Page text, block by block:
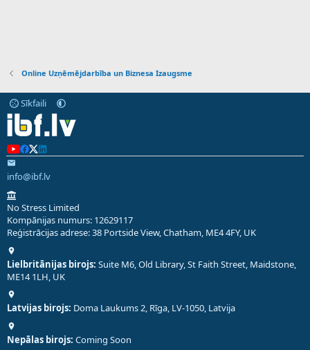
Online Uzņēmējdarbība un Biznesa Izaugsme
Sīkfaili
info@ibf.lv
No Stress Limited
Kompānijas numurs: 12629117
Reģistrācijas adrese: 38 Portside View, Chatham, ME4 4FY, UK
Lielbritānijas birojs: Suite M6, Old Library, St Faith Street, Maidstone,
ME14 1LH, UK
Latvijas birojs: Doma Laukums 2, Rīga, LV-1050, Latvija
Nepālas birojs: Coming Soon